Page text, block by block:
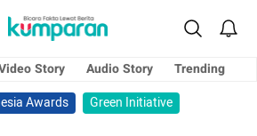
Story Audio Story
Trending
Awards
Green Initiative